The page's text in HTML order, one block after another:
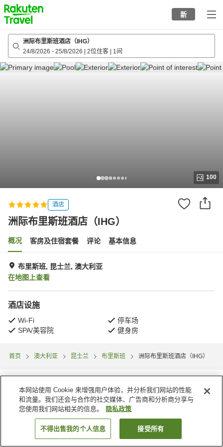
to
top
page
新
洲际布里斯班酒店（IHG）
24/8/2026 - 25/8/2026 2位住客 1间
100
酒店
洲际布里斯班酒店（IHG）
概况 客房及住宿套餐 评论 基本信息
布里斯班, 昆士兰, 澳大利亚
在地图上查看
酒店设施
Wi-Fi
停车场
SPA/美容院
健身房
首页 澳大利亚 昆士兰 布里斯班 洲际布里斯班酒店（IHG）
搜索客房
本网站使用 Cookie 来增强用户体验，并分析我们网站的性能
和流量。我们还会与合作的社交媒体、广告商和分析商分享与
您使用我们网站相关的信息。
隐私政策
不得出售我的个人信息 接受所有